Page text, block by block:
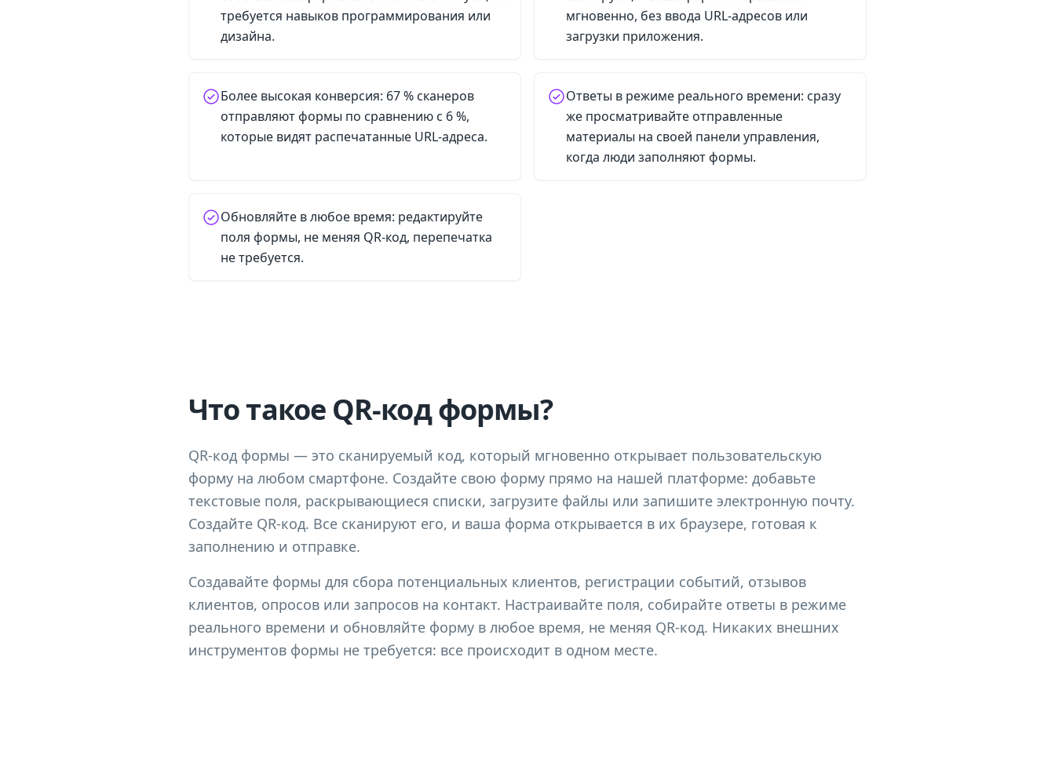
требуется навыков программирования или
дизайна.
мгновенно, без ввода URL-адресов или
загрузки приложения.
Более высокая конверсия: 67 % сканеров
отправляют формы по сравнению с 6 %,
которые видят распечатанные URL-адреса.
Ответы в режиме реального времени: сразу
же просматривайте отправленные
материалы на своей панели управления,
когда люди заполняют формы.
Обновляйте в любое время: редактируйте
поля формы, не меняя QR-код, перепечатка
не требуется.
Что такое QR-код формы?
QR-код формы — это сканируемый код, который мгновенно открывает пользовательскую
форму на любом смартфоне. Создайте свою форму прямо на нашей платформе: добавьте
текстовые поля, раскрывающиеся списки, загрузите файлы или запишите электронную почту.
Создайте QR-код. Все сканируют его, и ваша форма открывается в их браузере, готовая к
заполнению и отправке.
Создавайте формы для сбора потенциальных клиентов, регистрации событий, отзывов
клиентов, опросов или запросов на контакт. Настраивайте поля, собирайте ответы в режиме
реального времени и обновляйте форму в любое время, не меняя QR-код. Никаких внешних
инструментов формы не требуется: все происходит в одном месте.